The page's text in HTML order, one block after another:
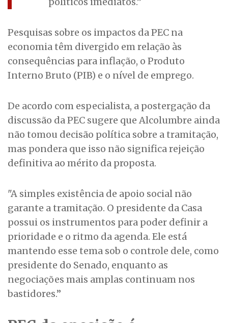
Pesquisas sobre os impactos da PEC na
economia têm divergido em relação às
consequências para inflação, o Produto
Interno Bruto (PIB) e o nível de emprego.
De acordo com especialista, a postergação da
discussão da PEC sugere que Alcolumbre ainda
não tomou decisão política sobre a tramitação,
mas pondera que isso não significa rejeição
definitiva ao mérito da proposta.
"A simples existência de apoio social não
garante a tramitação. O presidente da Casa
possui os instrumentos para poder definir a
prioridade e o ritmo da agenda. Ele está
mantendo esse tema sob o controle dele, como
presidente do Senado, enquanto as
negociações mais amplas continuam nos
bastidores.”